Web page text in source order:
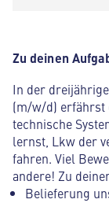
Zu deinen
In der
(m/w/d) erfährst
technische
lernst, Lkw der
fahren. Viel
andere! Zu
Belieferung